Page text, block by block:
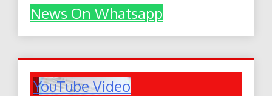
News On Whatsapp
YouTube Video